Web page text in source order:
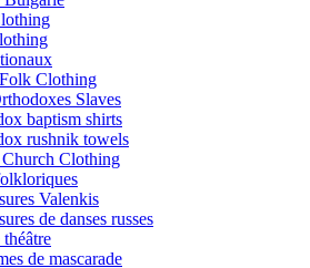
Clothing
Slaves
baptism shirts
rushnik towels
Clothing
Valenkis
de danses russes
de mascarade